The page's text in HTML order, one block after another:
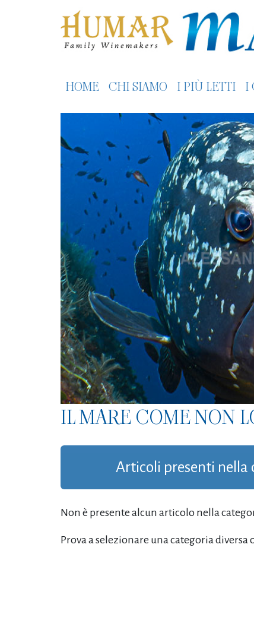
HOME CHI SIAMO I PIÙ LETTI I
IL MARE COME NON
Articoli presenti
Non è presente alcun articolo nella
Prova a selezionare una categoria diversa